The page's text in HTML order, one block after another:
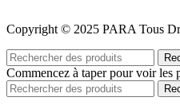
Copyright © 2025 PARA Tous
Commencez à taper pour voir les